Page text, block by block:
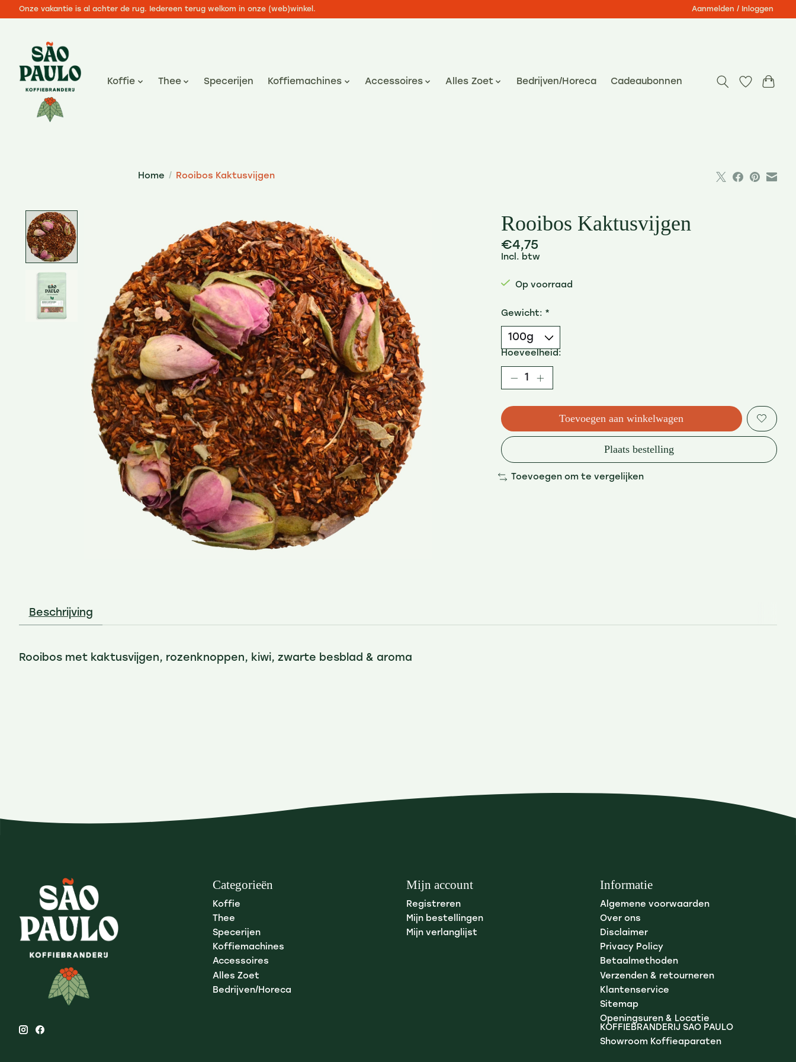
Onze vakantie is al achter de rug. Iedereen terug welkom in onze (web)winkel. Aanmelden / Inloggen
Koffie Thee Specerijen Koffiemachines Accessoires Alles Zoet Bedrijven/Horeca Cadeaubonnen
Home / Rooibos Kaktusvijgen
Rooibos Kaktusvijgen
€4,75
Incl. btw
Op voorraad
Gewicht: *
Hoeveelheid:
Toevoegen aan winkelwagen
Plaats bestelling
Toevoegen om te vergelijken
Beschrijving
Rooibos met kaktusvijgen, rozenknoppen, kiwi, zwarte besblad & aroma
Categorieën
Koffie
Thee
Specerijen
Koffiemachines
Accessoires
Alles Zoet
Bedrijven/Horeca
Mijn account
Registreren
Mijn bestellingen
Mijn verlanglijst
Informatie
Algemene voorwaarden
Over ons
Disclaimer
Privacy Policy
Betaalmethoden
Verzenden & retourneren
Klantenservice
Sitemap
Openingsuren & Locatie
KOFFIEBRANDERIJ SAO PAULO
Showroom Koffieaparaten